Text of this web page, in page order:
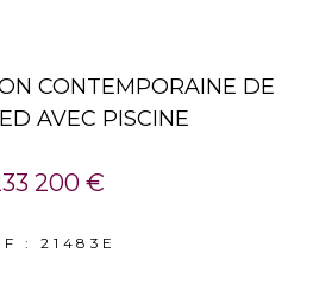
CONTEMPORAINE DE
AVEC PISCINE
200 €
: 21483E